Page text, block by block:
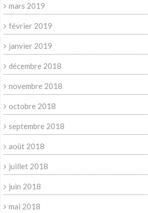
mars 2019
février 2019
janvier 2019
décembre 2018
novembre 2018
octobre 2018
septembre 2018
août 2018
juillet 2018
juin 2018
mai 2018